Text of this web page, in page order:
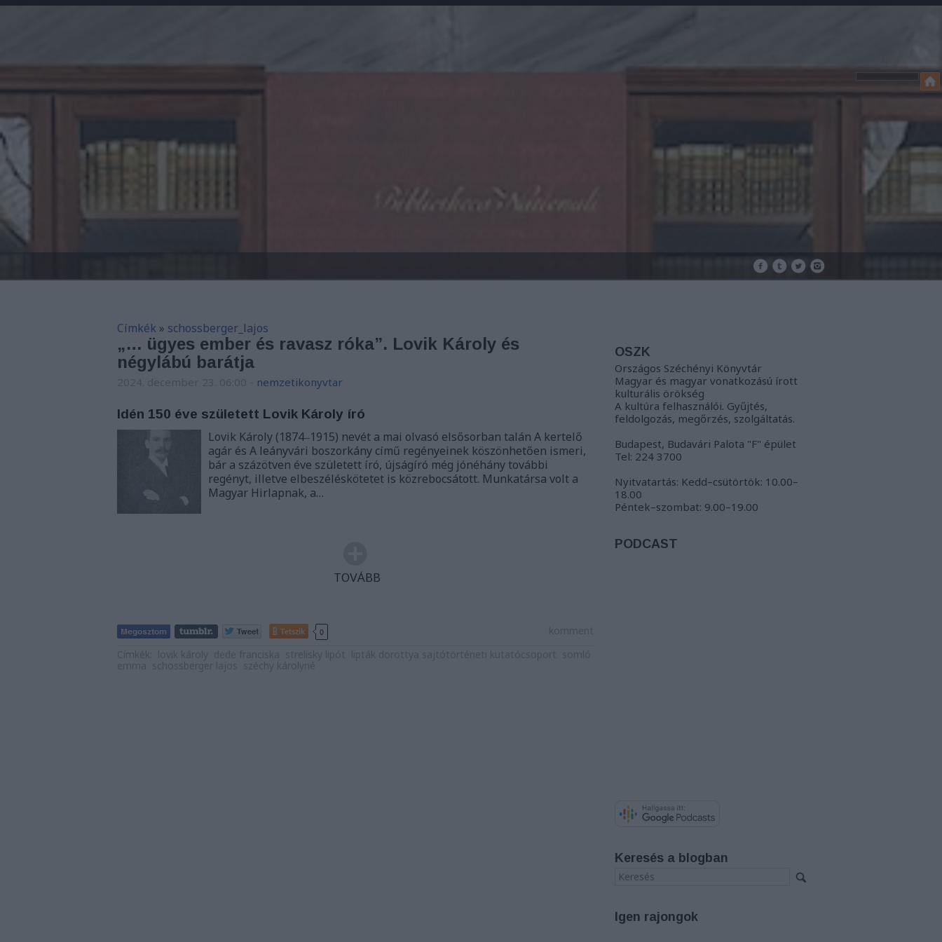
Címkék » schossberger_lajos
„… ügyes ember és ravasz róka”. Lovik Károly és
négylábú barátja
nemzetikonyvtar
Idén 150 éve született Lovik Károly író
Lovik Károly (1874‒1915) nevét a mai olvasó elsősorban talán A kertelő
agár és A leányvári boszorkány című regényeinek köszönhetően ismeri,
bár a százötven éve született író, újságíró még jónéhány további
regényt, illetve elbeszéléskötetet is közrebocsátott. Munkatársa volt a
Magyar Hirlapnak, a…
TOVÁBB
Tetszik 0
OSZK
Országos Széchényi Könyvtár
Magyar és magyar vonatkozású írott
kulturális örökség
A kultúra felhasználói. Gyűjtés,
feldolgozás, megőrzés, szolgáltatás.
Budapest, Budavári Palota "F" épület
Tel: 224 3700
Nyitvatartás: Kedd–csütörtök: 10.00–
18.00
Péntek–szombat: 9.00–19.00
PODCAST
Keresés a blogban
Igen rajongok